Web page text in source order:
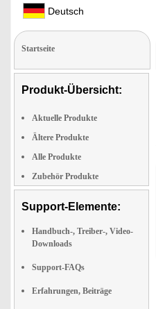
Deutsch
Startseite
Produkt-Übersicht:
Aktuelle Produkte
Ältere Produkte
Alle Produkte
Zubehör Produkte
Support-Elemente:
Handbuch-, Treiber-, Video-
Downloads
Support-FAQs
Erfahrungen, Beiträge